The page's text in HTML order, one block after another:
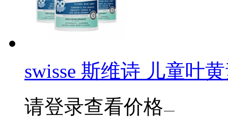
swisse 斯维诗 儿童叶
请登录查看价格